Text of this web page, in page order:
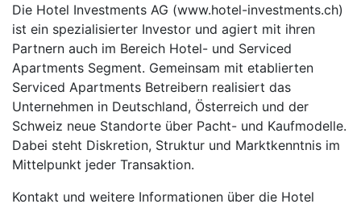
Die Hotel Investments AG (www.hotel-investments.ch)
ist ein spezialisierter Investor und agiert mit ihren
Partnern auch im Bereich Hotel- und Serviced
Apartments Segment. Gemeinsam mit etablierten
Serviced Apartments Betreibern realisiert das
Unternehmen in Deutschland, Österreich und der
Schweiz neue Standorte über Pacht- und Kaufmodelle.
Dabei steht Diskretion, Struktur und Marktkenntnis im
Mittelpunkt jeder Transaktion.
Kontakt und weitere Informationen über die Hotel